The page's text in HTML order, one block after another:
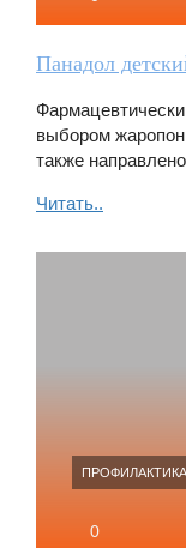
Панадол
выбором
также
Читать..
0